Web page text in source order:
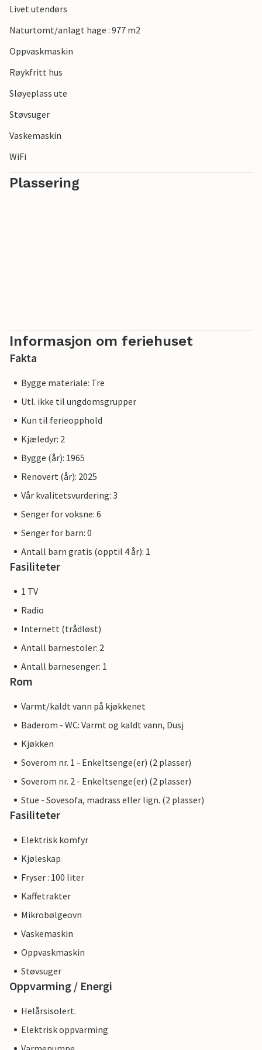
multiarena med utendørs treningsstudio ligger like i
nærheten av feriehuset ditt, og lover deg sports- og
kort, med flere restauranter i nærheten.
Livet utendørs
Naturtomt/anlagt hage : 977 m2
Oppvaskmaskin
Røykfritt hus
Sløyeplass ute
Støvsuger
Vaskemaskin
WiFi
Plassering
Informasjon om feriehuset
Fakta
Bygge materiale: Tre
Utl. ikke til ungdomsgrupper
Kun til ferieopphold
Kjæledyr: 2
Bygge (år): 1965
Renovert (år): 2025
Vår kvalitetsvurdering: 3
Senger for voksne: 6
Senger for barn: 0
Antall barn gratis (opptil 4 år): 1
Fasiliteter
1 TV
Radio
Internett (trådløst)
Antall barnestoler: 2
Antall barnesenger: 1
Rom
Varmt/kaldt vann på kjøkkenet
Baderom - WC: Varmt og kaldt vann, Dusj
Kjøkken
Soverom nr. 1 - Enkeltsenge(er) (2 plasser)
Soverom nr. 2 - Enkeltsenge(er) (2 plasser)
Stue - Sovesofa, madrass eller lign. (2 plasser)
Fasiliteter
Elektrisk komfyr
Kjøleskap
Fryser : 100 liter
Kaffetrakter
Mikrobølgeovn
Vaskemaskin
Oppvaskmaskin
Støvsuger
Oppvarming / Energi
Helårsisolert.
Elektrisk oppvarming